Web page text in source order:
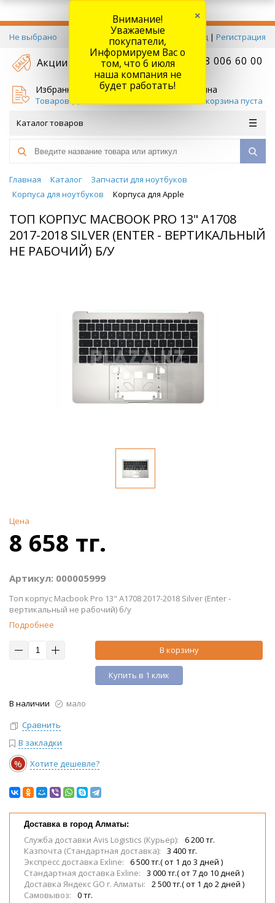
Не выбрано Вход | Регистрация
Акции +7 778 006 60 00
Избранное
Товаров (
Корзина
Ваша корзина пуста
Каталог товаров
Главная Каталог
Запчасти для ноутбуков
Корпуса для ноутбуков
Корпуса для Apple
ТОП КОРПУС MACBOOK PRO 13" A1708
2017-2018 SILVER (ENTER - ВЕРТИКАЛЬНЫЙ
НЕ РАБОЧИЙ) Б/У
Цена
8 658 тг.
Артикул: 000005999
Топ корпус Macbook Pro 13" A1708 2017-2018 Silver (Enter -
вертикальный не рабочий) б/у
Подробнее
В корзину
Купить в 1 клик
В наличии
мало
Сравнить
В закладки
% Хотите дешевле?
Доставка в город Алматы:
Служба доставки Avis Logistics (Курьер):
6 200 тг.
Казпочта (Стандартная доставка):
3 400 тг.
Экспресс доставка Exline:
6 500 тг.( от 1 до 3 дней )
Стандартная доставка Exline:
3 000 тг.( от 7 до 10 дней )
Доставка Яндекс GO г. Алматы:
2 500 тг.( от 1 до 2 дней )
Самовывоз:
0 тг.
Внимание!
Уважаемые
покупатели,
Информируем Вас о
том, что 6 июля
наша компания не
будет работать!
×